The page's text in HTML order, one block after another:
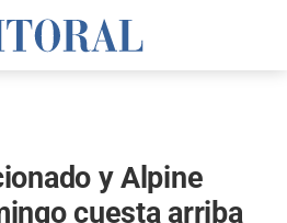
y Alpine
cuesta arriba